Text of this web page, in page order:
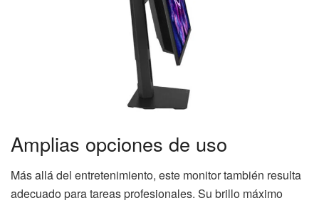
Amplias opciones de uso
Más allá del entretenimiento, este monitor también resulta
adecuado para tareas profesionales. Su brillo máximo